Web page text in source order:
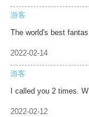
游客
The world's best fantas
2022-02-14
游客
I called you 2 times. W
2022-02-12